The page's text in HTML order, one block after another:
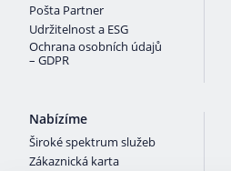
Pošta Partner
Udržitelnost a ESG
Ochrana osobních údajů
– GDPR
Nabízíme
Široké spektrum služeb
Zákaznická karta